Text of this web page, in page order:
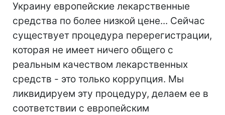
Украину европейские лекарственные
средства по более низкой цене... Сейчас
существует процедура перерегистрации,
которая не имеет ничего общего с
реальным качеством лекарственных
средств - это только коррупция. Мы
ликвидируем эту процедуру, делаем ее в
соответствии с европейским